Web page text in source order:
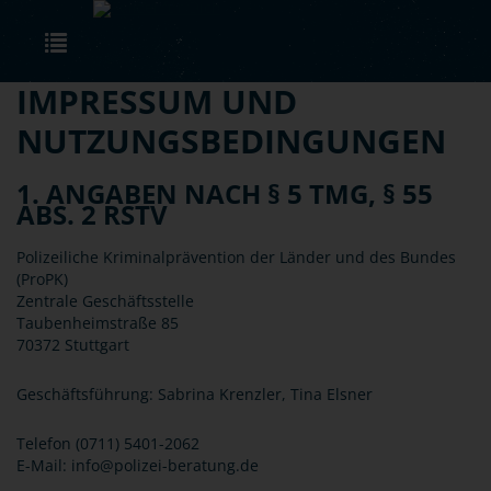
Skip to main content
IMPRESSUM UND
NUTZUNGSBEDINGUNGEN
1. ANGABEN NACH § 5 TMG, § 55
ABS. 2 RSTV
Polizeiliche Kriminalprävention der Länder und des Bundes
(ProPK)
Zentrale Geschäftsstelle
Taubenheimstraße 85
70372 Stuttgart
Geschäftsführung: Sabrina Krenzler, Tina Elsner
Telefon (0711) 5401-2062
E-Mail: info@polizei-beratung.de